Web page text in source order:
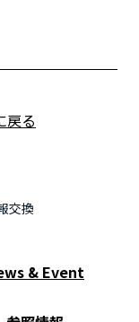
戻る
交換
& Event